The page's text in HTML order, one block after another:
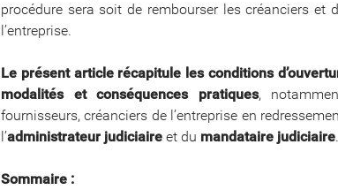
procédure sera soit de rembourser les créanciers et
l’entreprise.
Le présent article récapitule les conditions
modalités et conséquences pratiques,
fournisseurs, créanciers de l’entreprise en
l’administrateur judiciaireet du mandataire judiciaire.
Sommaire :